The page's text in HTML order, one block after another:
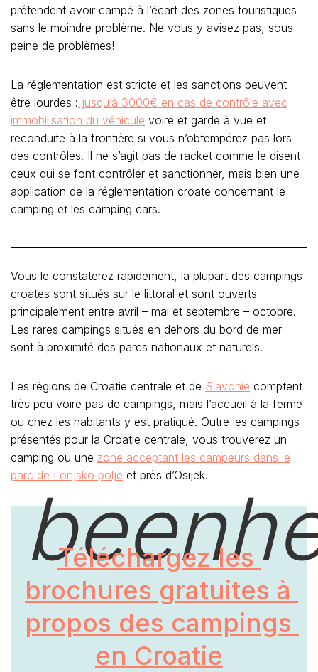
prétendent avoir campé à l’écart des zones touristiques
sans le moindre problème. Ne vous y avisez pas, sous
peine de problèmes!
La réglementation est stricte et les sanctions peuvent
être lourdes : jusqu’à 3000€ en cas de contrôle avec
immobilisation du véhicule voire et garde à vue et
reconduite à la frontière si vous n’obtempérez pas lors
des contrôles. Il ne s’agit pas de racket comme le disent
ceux qui se font contrôler et sanctionner, mais bien une
application de la réglementation croate concernant le
camping et les camping cars.
Vous le constaterez rapidement, la plupart des campings
croates sont situés sur le littoral et sont ouverts
principalement entre avril – mai et septembre – octobre.
Les rares campings situés en dehors du bord de mer
sont à proximité des parcs nationaux et naturels.
Les régions de Croatie centrale et de Slavonie comptent
très peu voire pas de campings, mais l’accueil à la ferme
ou chez les habitants y est pratiqué. Outre les campings
présentés pour la Croatie centrale, vous trouverez un
camping ou une zone acceptant les campeurs dans le
parc de Lonjsko polje et près d’Osijek.
Téléchargez les
brochures gratuites à
propos des campings
en Croatie